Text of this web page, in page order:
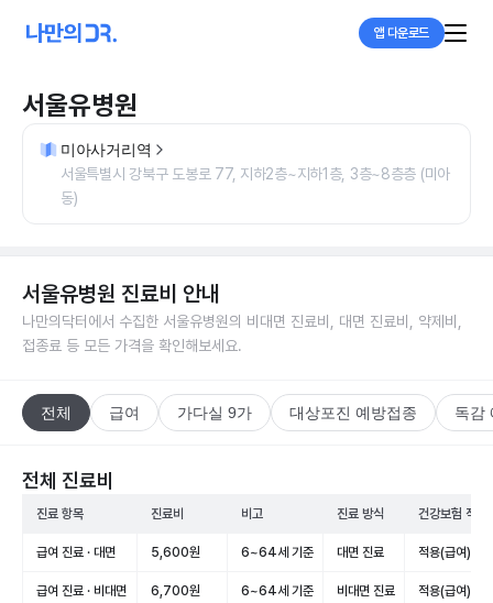
앱 다운로드
서울유병원
미아사거리역
서울특별시 강북구 도봉로 77, 지하2층~지하1층, 3층~8층층 (미아
동)
서울유병원 진료비 안내
나만의닥터에서 수집한 서울유병원의 비대면 진료비, 대면 진료비, 약제비,
접종료 등 모든 가격을 확인해보세요.
전체 급여 가다실 9가 대상포진 예방접종 독감
전체 진료비
진료 항목 진료비 비고 진료 방식 건강보험 적용
급여 진료 · 대면 5,600원 6~64세 기준 대면 진료 적용(급여)
급여 진료 · 비대면 6,700원 6~64세 기준 비대면 진료 적용(급여)